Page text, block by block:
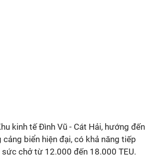
kinh tế Đình Vũ - Cát Hải, hướng đến
biển hiện đại, có khả năng tiếp
chở từ 12.000 đến 18.000 TEU.